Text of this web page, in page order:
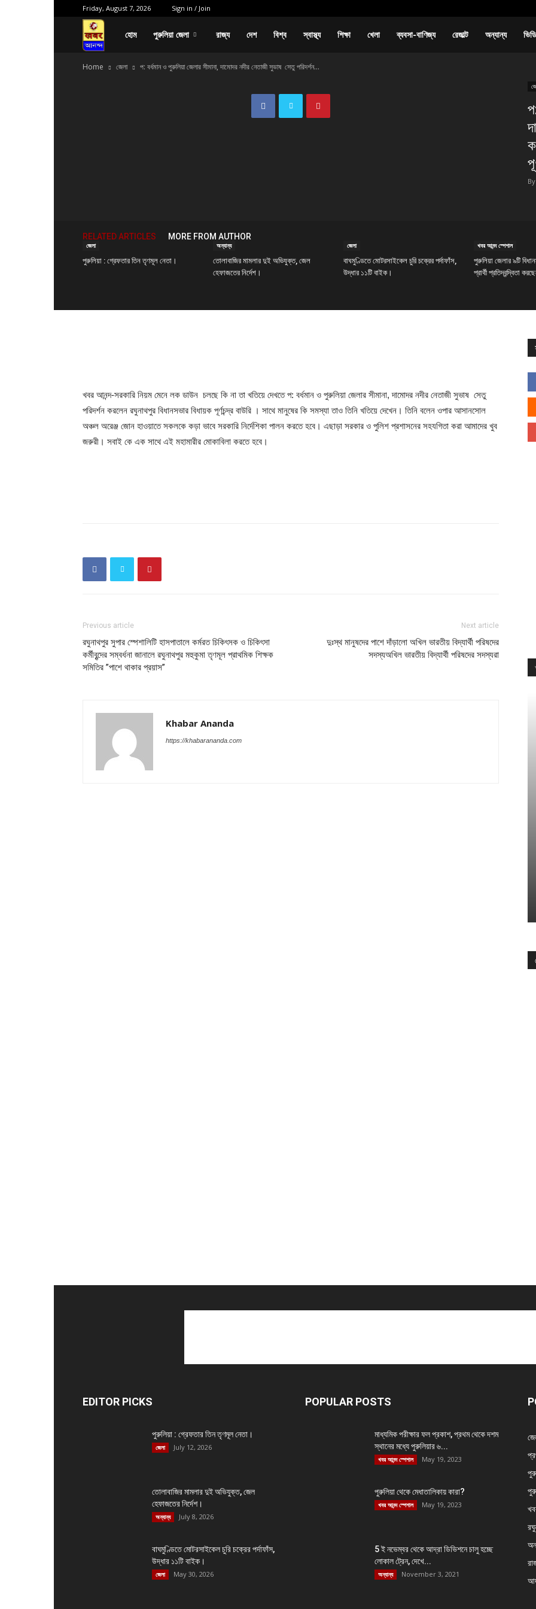
Friday, August 7, 2026 Sign in / Join
পক্ষপাত
বাদ
হোম পুরুলিয়া জেলা রাজ্য দেশ বিশ্ব স্বাস্থ্য শিক্ষা খেলা ব্যবসা-বাণিজ্য রেজাল্ট অন্যান্য
Home জেলা প: বর্ধমান ও পুরুলিয়া জেলার সীমানা, দামোদর নদীর নেতাজী সুভাষ সেতু পরিদর্শন...
By
RELATED ARTICLES MORE FROM AUTHOR
জেলা
পুরুলিয়া : গ্রেফতার তিন তৃণমূল নেতা।
অন্যান্য
তোলাবাজির মামলার দুই অভিযুক্ত, জেল
হেফাজতের নির্দেশ।
জেলা
বাঘমুণ্ডিতে মোটরসাইকেল চুরি চক্রের পর্দাফাঁস,
উদ্ধার ১১টি বাইক।
খবর আনন্দ স্পেশাল
পুরুলিয়া জেলার ৯টি
প্রার্থী প্রতিদ্বন্দ্বিতা
খবর আনন্দ-সরকারি নিয়ম মেনে লক ডাউন চলছে কি না তা খতিয়ে দেখতে প: বর্ধমান ও পুরুলিয়া জেলার সীমানা, দামোদর নদীর নেতাজী সুভাষ সেতু
পরিদর্শন করলেন রঘুনাথপুর বিধানসভার বিধায়ক পূর্ণচন্দ্র বাউরি । সাথে মানুষের কি সমস্যা তাও তিনি খতিয়ে দেখেন। তিনি বলেন ওপার আসানসোল
অঞ্চল অরেঞ্জ জোন হাওয়াতে সকলকে কড়া ভাবে সরকারি নির্দেশিকা পালন করতে হবে। এছাড়া সরকার ও পুলিশ প্রশাসনের সহযগিতা করা আমাদের খুব
জরুরী। সবাই কে এক সাথে এই মহামারীর মোকাবিলা করতে হবে।
Previous article
রঘুনাথপুর সুপার স্পেশালিটি হাসপাতালে কর্মরত চিকিৎসক ও চিকিৎসা
কর্মীবৃন্দের সম্বর্ধনা জানালে রঘুনাথপুর মহুকুমা তৃণমূল প্রাথমিক শিক্ষক
সমিতির ”পাশে থাকার প্রয়াস”
Next article
দুঃস্থ মানুষদের পাশে দাঁড়ালো অখিল ভারতীয় বিদ্যার্থী পরিষদের
সদস্যঅখিল ভারতীয় বিদ্যার্থী পরিষদের সদস্যরা
Khabar Ananda
https://khabarananda.com
EDITOR PICKS
পুরুলিয়া : গ্রেফতার তিন তৃণমূল নেতা।
জেলা July 12, 2026
তোলাবাজির মামলার দুই অভিযুক্ত, জেল
হেফাজতের নির্দেশ।
অন্যান্য July 8, 2026
বাঘমুণ্ডিতে মোটরসাইকেল চুরি চক্রের পর্দাফাঁস,
উদ্ধার ১১টি বাইক।
জেলা May 30, 2026
POPULAR POSTS
মাধ্যমিক পরীক্ষার ফল প্রকাশ, প্রথম থেকে দশম
স্থানের মধ্যে পুরুলিয়ার ৬...
খবর আনন্দ স্পেশাল May 19, 2023
পুরুলিয়া থেকে মেধাতালিকায় কারা?
খবর আনন্দ স্পেশাল May 19, 2023
5 ই নভেম্বর থেকে আদ্রা ডিভিশনে চালু হচ্ছে
লোকাল ট্রেন, দেখে...
অন্যান্য November 3, 2021